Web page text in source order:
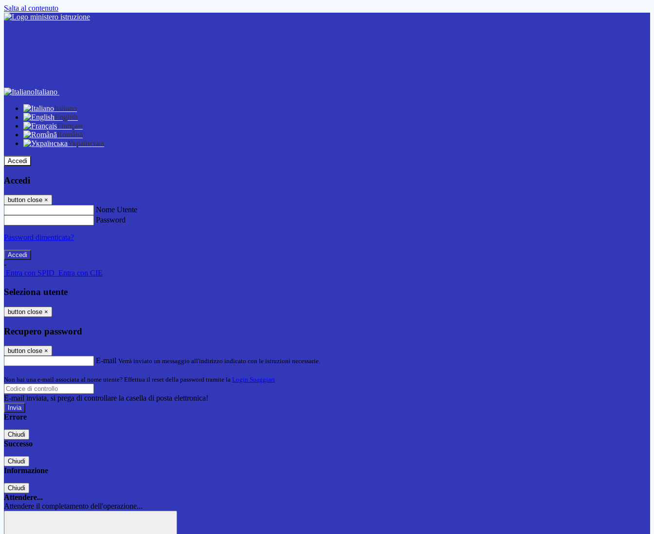
Salta al contenuto
Italiano
Italiano
English
Français
Română
Українська
Accedi
Accedi
button close ×
Nome Utente
Password
Password dimenticata?
-
Entra con SPID Entra con CIE
Seleziona utente
button close ×
Recupero password
button close ×
E-mail Verrà inviato un messaggio all'indirizzo indicato con le istruzioni necessarie.
Non hai una e-mail associata al nome utente? Effettua il reset della password tramite la Login Spaggiari
E-mail inviata, si prega di controllare la casella di posta elettronica!
Errore
Chiudi
Successo
Chiudi
Informazione
Chiudi
Attendere...
Attendere il completamento dell'operazione...